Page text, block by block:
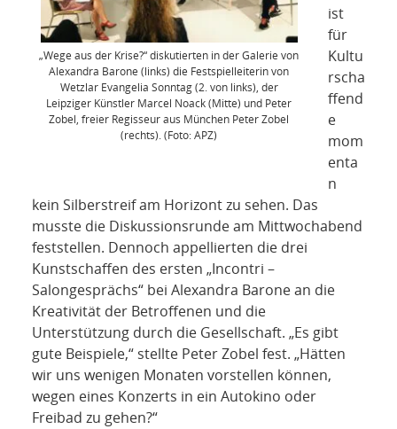
„Wege aus der Krise?“ diskutierten in der Galerie von
Alexandra Barone (links) die Festspielleiterin von
Wetzlar Evangelia Sonntag (2. von links), der
Leipziger Künstler Marcel Noack (Mitte) und Peter
Zobel, freier Regisseur aus München Peter Zobel
(rechts). (Foto: APZ)
ist
für
Kultu
rscha
ffend
e
mom
enta
n
kein Silberstreif am Horizont zu sehen. Das
musste die Diskussionsrunde am Mittwochabend
feststellen. Dennoch appellierten die drei
Kunstschaffen des ersten „Incontri –
Salongesprächs“ bei Alexandra Barone an die
Kreativität der Betroffenen und die
Unterstützung durch die Gesellschaft. „Es gibt
gute Beispiele,“ stellte Peter Zobel fest. „Hätten
wir uns wenigen Monaten vorstellen können,
wegen eines Konzerts in ein Autokino oder
Freibad zu gehen?“